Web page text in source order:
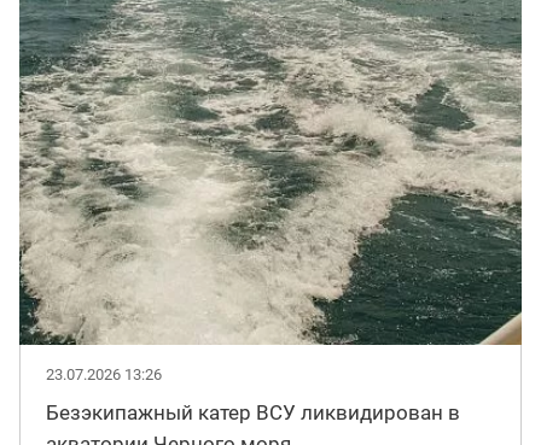
23.07.2026 13:26
Безэкипажный катер ВСУ ликвидирован в